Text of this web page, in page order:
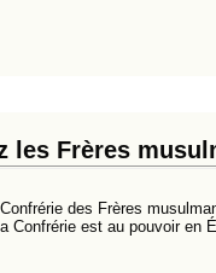
les Frères
des Frères
Confrérie est au pouvoir en